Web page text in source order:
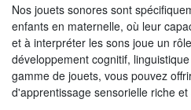
Nos jouets sonores sont
enfants en maternelle, où leur
et à interpréter les sons joue un
développement cognitif,
gamme de jouets, vous pouvez
d'apprentissage sensorielle riche et